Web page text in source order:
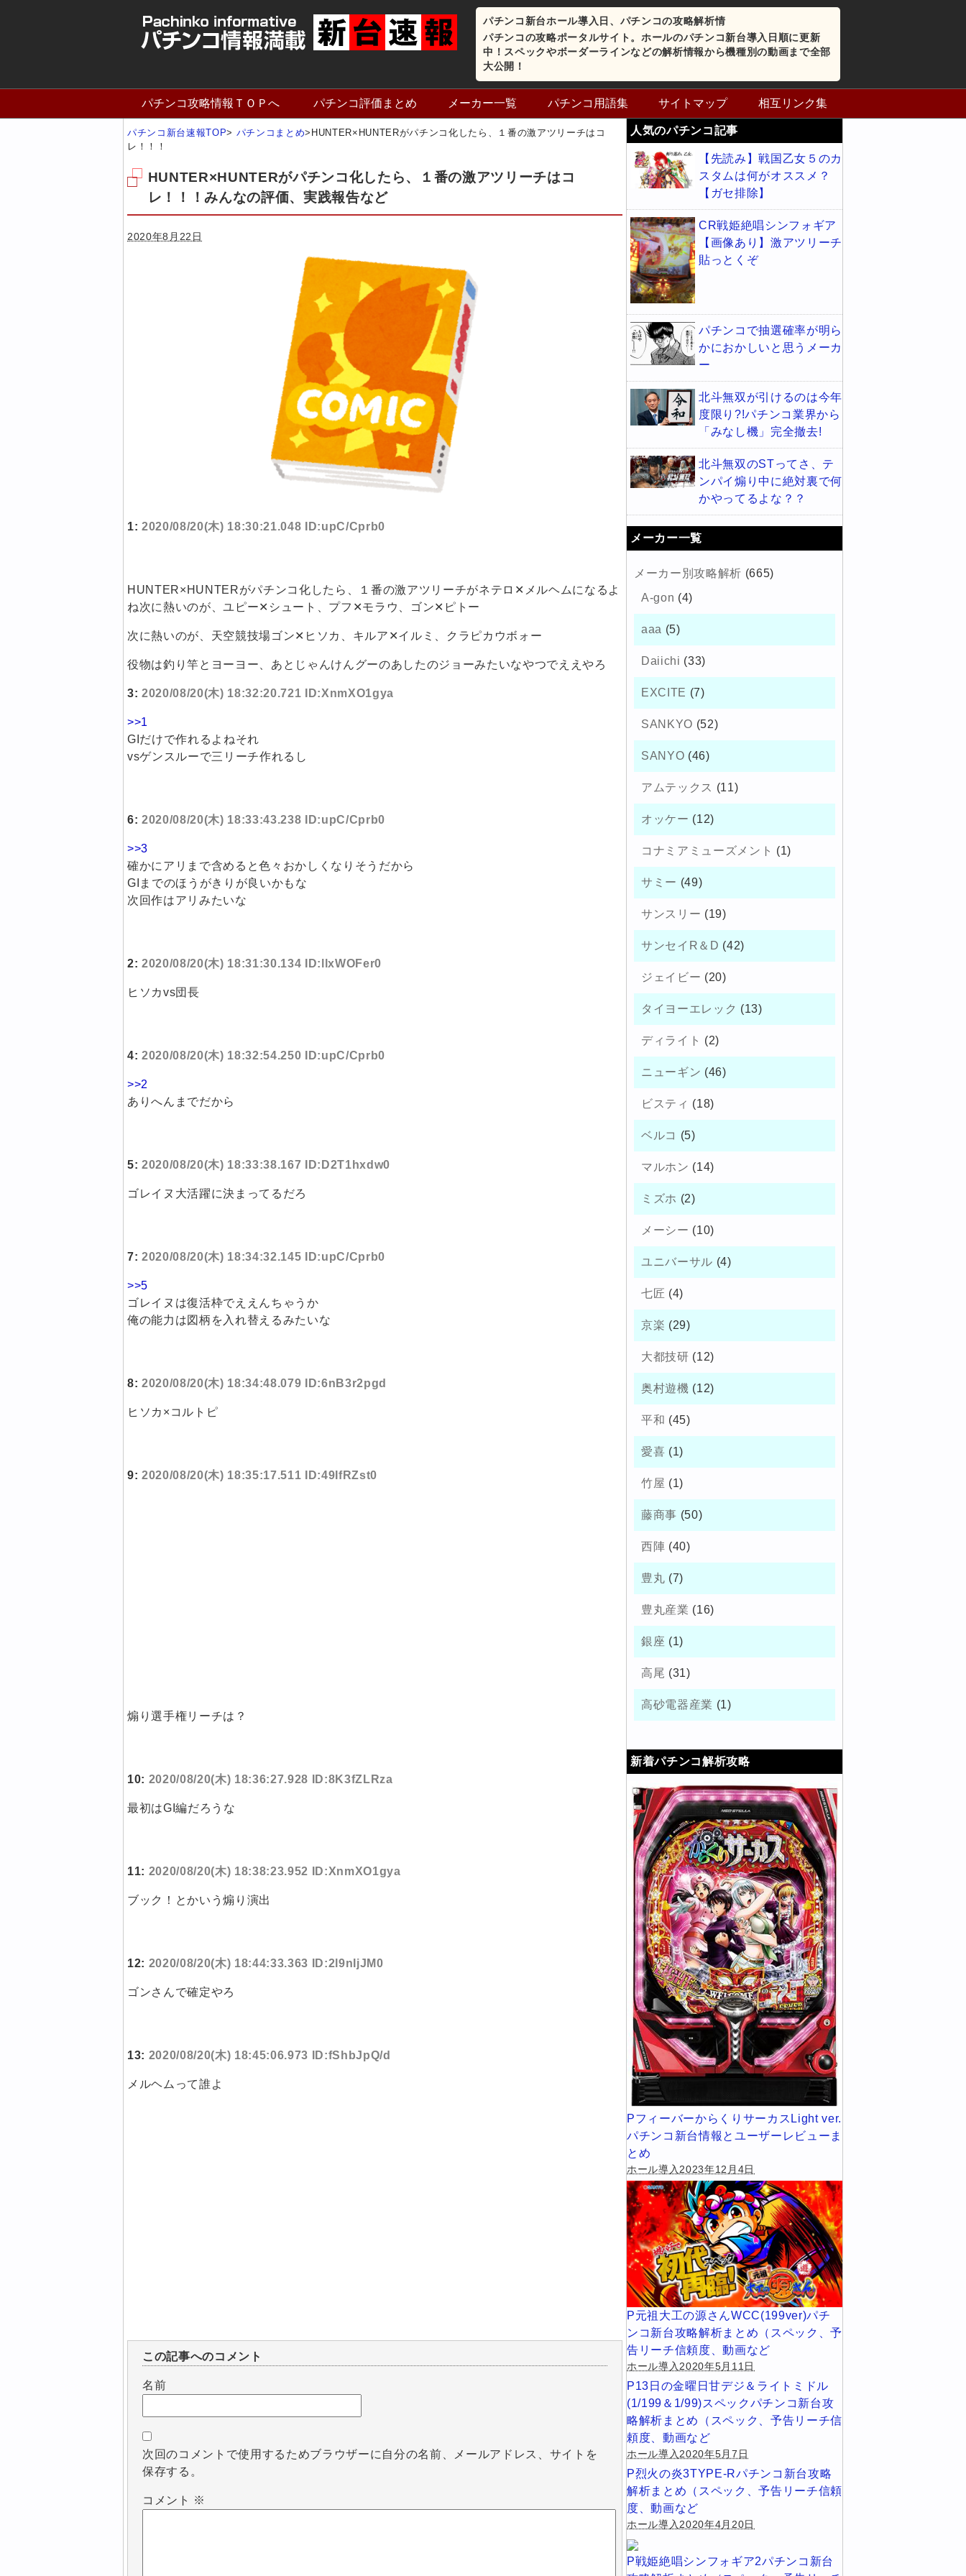
パチンコ新台ホール導入日、パチンコの攻略解析情
パチンコの攻略ポータルサイト。ホールのパチンコ新台導入日順に更新
中！スペックやボーダーラインなどの解析情報から機種別の動画まで全部
大公開！
パチンコ攻略情報ＴＯＰへ パチンコ評価まとめ メーカー一覧 パチンコ用語集 サイトマップ 相互リンク集
パチンコ新台速報TOP> パチンコまとめ> HUNTER×HUNTERがパチンコ化したら、１番の激アツリーチはコ
レ！！！
HUNTER×HUNTERがパチンコ化したら、１番の激アツリーチはコ
レ！！！みんなの評価、実践報告など
2020年8月22日
1: 2020/08/20(木) 18:30:21.048 ID:upC/Cprb0
HUNTER×HUNTERがパチンコ化したら、１番の激アツリーチがネテロ✕メルヘムになるよ
ね次に熱いのが、ユピー✕シュート、プフ✕モラウ、ゴン✕ピトー
次に熱いのが、天空競技場ゴン✕ヒソカ、キルア✕イルミ、クラピカウボォー
役物は釣り竿とヨーヨー、あとじゃんけんグーのあしたのジョーみたいなやつでええやろ
3: 2020/08/20(木) 18:32:20.721 ID:XnmXO1gya
>>1
GIだけで作れるよねそれ
vsゲンスルーで三リーチ作れるし
6: 2020/08/20(木) 18:33:43.238 ID:upC/Cprb0
>>3
確かにアリまで含めると色々おかしくなりそうだから
GIまでのほうがきりが良いかもな
次回作はアリみたいな
2: 2020/08/20(木) 18:31:30.134 ID:llxWOFer0
ヒソカvs団長
4: 2020/08/20(木) 18:32:54.250 ID:upC/Cprb0
>>2
ありへんまでだから
5: 2020/08/20(木) 18:33:38.167 ID:D2T1hxdw0
ゴレイヌ大活躍に決まってるだろ
7: 2020/08/20(木) 18:34:32.145 ID:upC/Cprb0
>>5
ゴレイヌは復活枠でええんちゃうか
俺の能力は図柄を入れ替えるみたいな
8: 2020/08/20(木) 18:34:48.079 ID:6nB3r2pgd
ヒソカ×コルトピ
9: 2020/08/20(木) 18:35:17.511 ID:49IfRZst0
煽り選手権リーチは？
10: 2020/08/20(木) 18:36:27.928 ID:8K3fZLRza
最初はGI編だろうな
11: 2020/08/20(木) 18:38:23.952 ID:XnmXO1gya
ブック！とかいう煽り演出
12: 2020/08/20(木) 18:44:33.363 ID:2l9nIjJM0
ゴンさんで確定やろ
13: 2020/08/20(木) 18:45:06.973 ID:fShbJpQ/d
メルヘムって誰よ
この記事へのコメント
名前
次回のコメントで使用するためブラウザーに自分の名前、メールアドレス、サイトを
保存する。
コメント ※
人気のパチンコ記事
【先読み】戦国乙女５のカ
スタムは何がオススメ？
【ガセ排除】
CR戦姫絶唱シンフォギア
【画像あり】激アツリーチ
貼っとくぞ
パチンコで抽選確率が明ら
かにおかしいと思うメーカ
ー
北斗無双が引けるのは今年
度限り?!パチンコ業界から
「みなし機」完全撤去!
北斗無双のSTってさ、テ
ンパイ煽り中に絶対裏で何
かやってるよな？？
メーカー一覧
メーカー別攻略解析 (665)
A-gon (4)
aaa (5)
Daiichi (33)
EXCITE (7)
SANKYO (52)
SANYO (46)
アムテックス (11)
オッケー (12)
コナミアミューズメント (1)
サミー (49)
サンスリー (19)
サンセイR＆D (42)
ジェイビー (20)
タイヨーエレック (13)
ディライト (2)
ニューギン (46)
ビスティ (18)
ベルコ (5)
マルホン (14)
ミズホ (2)
メーシー (10)
ユニバーサル (4)
七匠 (4)
京楽 (29)
大都技研 (12)
奥村遊機 (12)
平和 (45)
愛喜 (1)
竹屋 (1)
藤商事 (50)
西陣 (40)
豊丸 (7)
豊丸産業 (16)
銀座 (1)
高尾 (31)
高砂電器産業 (1)
新着パチンコ解析攻略
PフィーバーからくりサーカスLight ver.
パチンコ新台情報とユーザーレビューま
とめ
ホール導入2023年12月4日
P元祖大工の源さんWCC(199ver)パチ
ンコ新台攻略解析まとめ（スペック、予
告リーチ信頼度、動画など
ホール導入2020年5月11日
P13日の金曜日甘デジ＆ライトミドル
(1/199＆1/99)スペックパチンコ新台攻
略解析まとめ（スペック、予告リーチ信
頼度、動画など
ホール導入2020年5月7日
P烈火の炎3TYPE-Rパチンコ新台攻略
解析まとめ（スペック、予告リーチ信頼
度、動画など
ホール導入2020年4月20日
P戦姫絶唱シンフォギア2パチンコ新台